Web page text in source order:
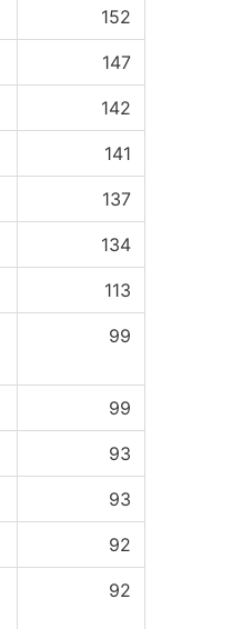
152
147
142
141
137
134
113
99
99
93
93
92
92